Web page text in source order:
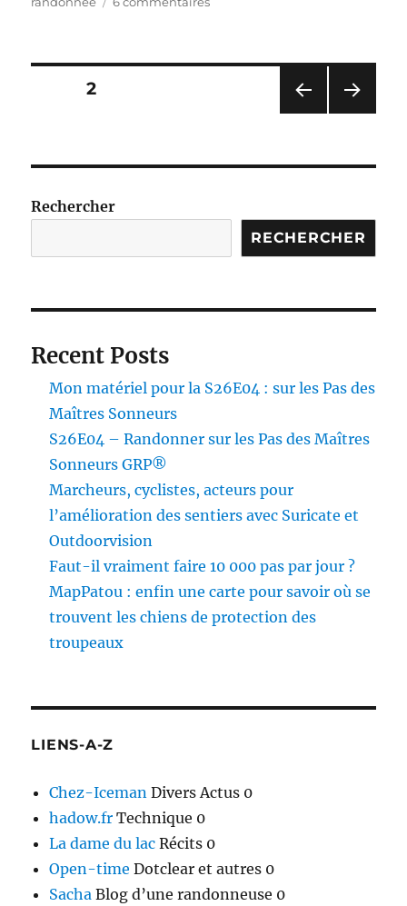
jours
Pagination
publications
CÉD
PAGE2
ANT
Rechercher
RECHERCHER
Recent Posts
Mon matériel pour la S26E04 : sur les Pas des
Maîtres Sonneurs
S26E04 – Randonner sur les Pas des Maîtres
Sonneurs GRP®
Marcheurs, cyclistes, acteurs pour
l’amélioration des sentiers avec Suricate et
Outdoorvision
Faut-il vraiment faire 10 000 pas par jour ?
MapPatou : enfin une carte pour savoir où se
trouvent les chiens de protection des
troupeaux
LIENS-A-Z
Chez-Iceman Divers Actus 0
hadow.fr Technique 0
La dame du lac Récits 0
Open-time Dotclear et autres 0
Sacha Blog d’une randonneuse 0